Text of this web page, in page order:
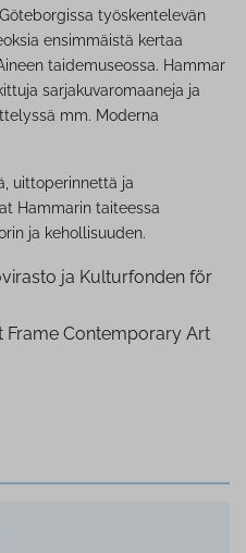
työskentelevän
ensimmäistä kertaa
taidemuseossa. Hammar
sarjakuvaromaaneja ja
mm. Moderna
uittoperinnettä ja
Hammarin taiteessa
ja kehollisuuden.
ja Kulturfonden för
Frame Contemporary Art